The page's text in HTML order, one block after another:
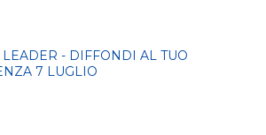
- DIFFONDI AL TUO
7 LUGLIO